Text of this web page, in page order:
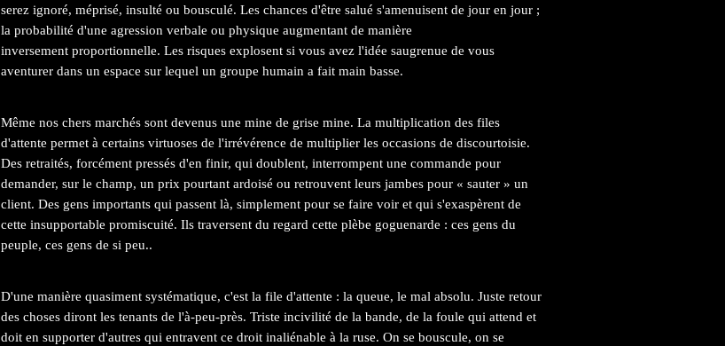
serez ignoré, méprisé, insulté ou bousculé. Les chances d'être salué s'amenuisent de jour en jour ;
la probabilité d'une agression verbale ou physique augmentant de manière
inversement proportionnelle. Les risques explosent si vous avez l'idée saugrenue de vous
aventurer dans un espace sur lequel un groupe humain a fait main basse.
Même nos chers marchés sont devenus une mine de grise mine. La multiplication des files
d'attente permet à certains virtuoses de l'irrévérence de multiplier les occasions de discourtoisie.
Des retraités, forcément pressés d'en finir, qui doublent, interrompent une commande pour
demander, sur le champ, un prix pourtant ardoisé ou retrouvent leurs jambes pour « sauter » un
client. Des gens importants qui passent là, simplement pour se faire voir et qui s'exaspèrent de
cette insupportable promiscuité. Ils traversent du regard cette plèbe goguenarde : ces gens du
peuple, ces gens de si peu..
D'une manière quasiment systématique, c'est la file d'attente : la queue, le mal absolu. Juste retour
des choses diront les tenants de l'à-peu-près. Triste incivilité de la bande, de la foule qui attend et
doit en supporter d'autres qui entravent ce droit inaliénable à la ruse. On se bouscule, on se